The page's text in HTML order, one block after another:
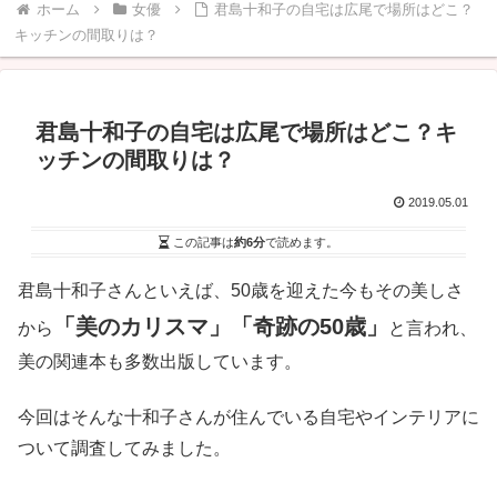
ホーム 女優
君島十和子の自宅は広尾で場所はどこ？
キッチンの間取りは？
君島十和子の自宅は広尾で場所はどこ？キ
ッチンの間取りは？
2019.05.01
この記事は約6分で読めます。
君島十和子さんといえば、50歳を迎えた今もその美しさ
から
「美のカリスマ」「奇跡の50歳」
と言われ、
美の関連本も多数出版しています。
今回はそんな十和子さんが住んでいる自宅やインテリアに
ついて調査してみました。